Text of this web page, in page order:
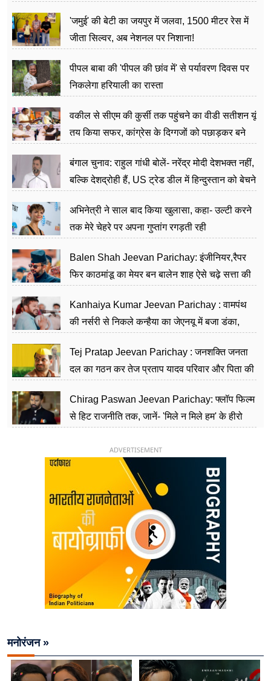
'जमुई' की बेटी का जयपुर में जलवा, 1500 मीटर रेस में
जीता सिल्वर, अब नेशनल पर निशाना!
पीपल बाबा की 'पीपल की छांव में' से पर्यावरण दिवस पर
निकलेगा हरियाली का रास्ता
वकील से सीएम की कुर्सी तक पहुंचने का वीडी सतीशन यूं
तय किया सफर, कांग्रेस के दिग्गजों को पछाड़कर बने
बंगाल चुनाव: राहुल गांधी बोलें- नरेंद्र मोदी देशभक्त नहीं,
बल्कि देशद्रोही हैं, US ट्रेड डील में हिन्दुस्तान को बेचने
अभिनेत्री ने साल बाद किया खुलासा, कहा- उल्टी करने
तक मेरे चेहरे पर अपना गुप्तांग रगड़ती रही
Balen Shah Jeevan Parichay: इंजीनियर,रैपर
फिर काठमांडू का मेयर बन बालेन शाह ऐसे चढ़े सत्ता की
Kanhaiya Kumar Jeevan Parichay : वामपंथ
की नर्सरी से निकले कन्हैया का जेएनयू में बजा डंका,
Tej Pratap Jeevan Parichay : जनशक्ति जनता
दल का गठन कर तेज प्रताप यादव परिवार और पिता की
Chirag Paswan Jeevan Parichay: फ्लॉप फिल्म
से हिट राजनीति तक, जानें- 'मिले न मिले हम' के हीरो
ADVERTISEMENT
मनोरंजन »